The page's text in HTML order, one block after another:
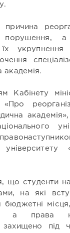
а
укрупнення
академія.
Кабінету
що студенти
на які
а права
захищено під